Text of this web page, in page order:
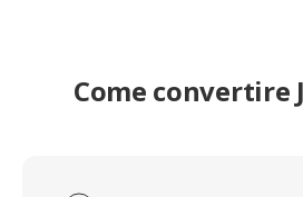
Come convertire